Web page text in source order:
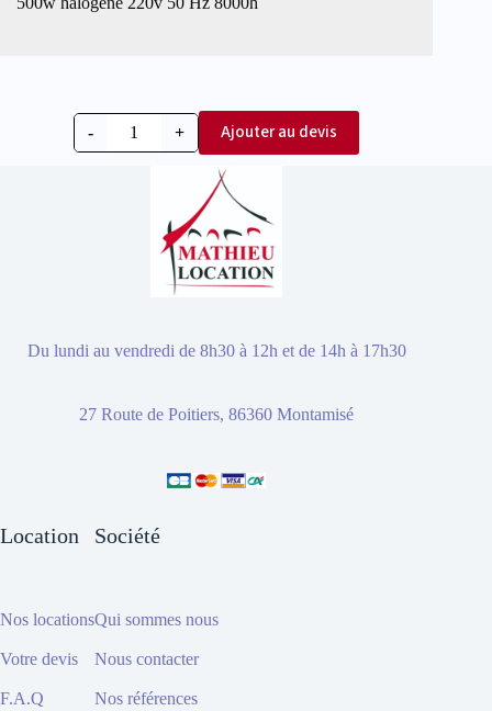
- + Ajouter au devis
Du lundi au vendredi de 8h30 à 12h et de 14h à 17h30
27 Route de Poitiers, 86360 Montamisé
Location
Nos locations
Votre devis
F.A.Q
Société
Qui sommes nous
Nous contacter
Nos références